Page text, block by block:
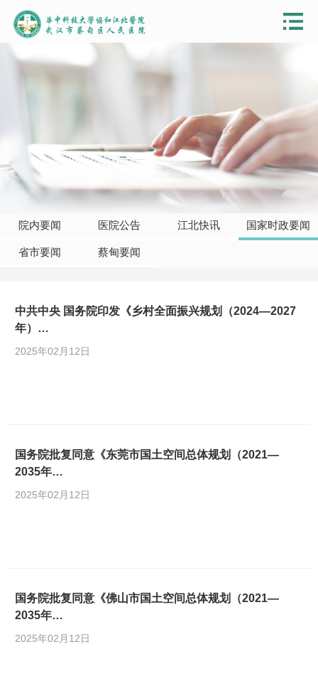
院内要闻 医院公告 江北快讯 国家时政要闻
省市要闻 蔡甸要闻
中共中央 国务院印发《乡村全面振兴规划（2024—2027
年）…
2025年02月12日
国务院批复同意《东莞市国土空间总体规划（2021—
2035年…
2025年02月12日
国务院批复同意《佛山市国土空间总体规划（2021—
2035年…
2025年02月12日